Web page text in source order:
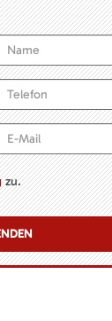
zu.